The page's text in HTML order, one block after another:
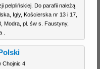
pelplińskiej. Do parafii należą
Igły, Kościerska nr 13 i 17,
Modra, pl. św s. Faustyny,
Chojnic 4